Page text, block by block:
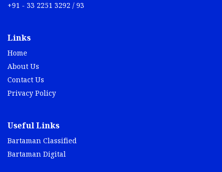
+91 - 33 2251 3292 / 93
Links
Home
About Us
Contact Us
Privacy Policy
Useful Links
Bartaman Classified
Bartaman Digital